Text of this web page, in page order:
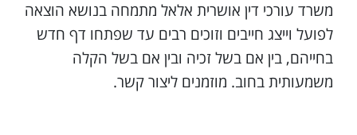
משרד עורכי דין אושרית אלאל מתמחה בנושא הוצאה
לפועל וייצג חייבים וזוכים רבים עד שפתחו דף חדש
בחייהם, בין אם בשל זכיה ובין אם בשל הקלה
משמעותית בחוב. מוזמנים ליצור קשר.